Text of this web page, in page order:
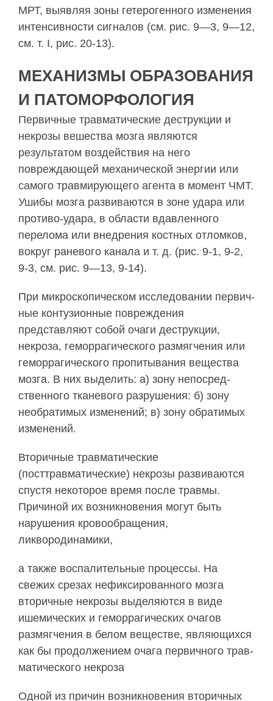
МРТ, выявляя зоны гетерогенного изменения
интенсив­ности сигналов (см. рис. 9—3, 9—12,
см. т. I, рис. 20-13).
МЕХАНИЗМЫ ОБРАЗОВАНИЯ
И ПАТОМОРФОЛОГИЯ
Первичные травматические деструкции и
некрозы вешества мозга являются
результатом воздействия на него
повреждающей механической энергии или
самого травмирующего агента в момент ЧМТ.
Уши­бы мозга развиваются в зоне удара или
противо-удара, в области вдавленного
перелома или вне­дрения костных отломков,
вокруг раневого канала и т. д. (рис. 9-1, 9-2,
9-3, см. рис. 9—13, 9-14).
При микроскопическом исследовании первич­
ные контузионные повреждения
представляют со­бой очаги деструкции,
некроза, геморрагического размягчения или
геморрагического пропитывания вещества
мозга. В них выделить: а) зону непосред­
ственного тканевого разрушения: б) зону
необра­тимых изменений; в) зону обратимых
изменений.
Вторичные травматические
(посттравматические) некрозы развиваются
спустя некоторое время после травмы.
Причиной их возникновения могут быть
нарушения кровообращения,
ликвородинамики,
а также воспалительные процессы. На
свежих сре­зах нефиксированного мозга
вторичные некрозы выделяются в виде
ишемических и геморрагичес­ких очагов
размягчения в белом веществе, являю­щихся
как бы продолжением очага первичного трав­
матического некроза
Одной из причин возникновения вторичных